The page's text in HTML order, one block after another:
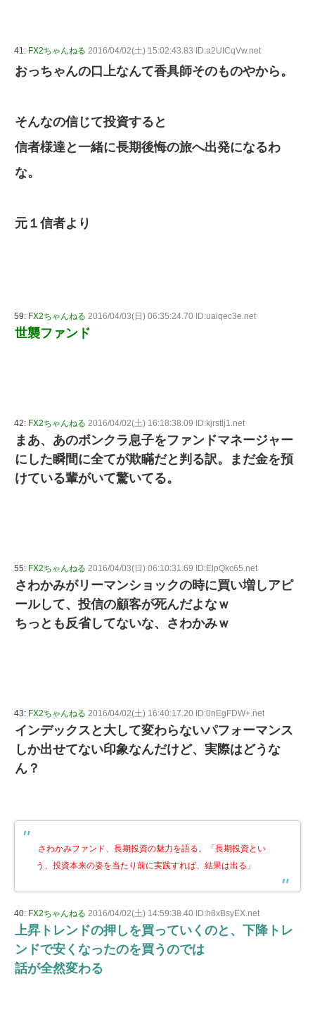
41: FX2ちゃんねる 2016/04/02(土) 15:02:43.83 ID:a2UICqVw.net
おっちゃんの口上なんて香具師そのものやから。
そんなの信じて投資すると
信者様達と一緒に長期後悔の旅へ出発になるわ
な。
元１信者より
59: FX2ちゃんねる 2016/04/03(日) 06:35:24.70 ID:uaiqec3e.net
世襲ファンド
42: FX2ちゃんねる 2016/04/02(土) 16:18:38.09 ID:kjrstlj1.net
まあ、あのボンクラ息子をファンドマネージャー
にした瞬間に全てが欺瞞だと判る訳。まだ金を預
けている輩がいて驚いてる。
55: FX2ちゃんねる 2016/04/03(日) 06:10:31.69 ID:ElpQkc65.net
さわかみがリーマンショックの時に買い増しアピ
ールして、投信の顧客が死んだよなｗ
ちっとも反省してないな、さわかみｗ
43: FX2ちゃんねる 2016/04/02(土) 16:40:17.20 ID:0nEgFDW+.net
インデックスと大して変わらないパフォーマンス
しか出せてない印象なんだけど、実際はどうな
ん？
さわかみファンド、長期投資の魅力を語る。「長期投資とい
う、投資本来の姿を当たり前に実践すれば、結果は出る」
40: FX2ちゃんねる 2016/04/02(土) 14:59:38.40 ID:h8xBsyEX.net
上昇トレンドの押しを買っていくのと、下降トレ
ンドで安くなったのを買うのでは
話が全然変わる